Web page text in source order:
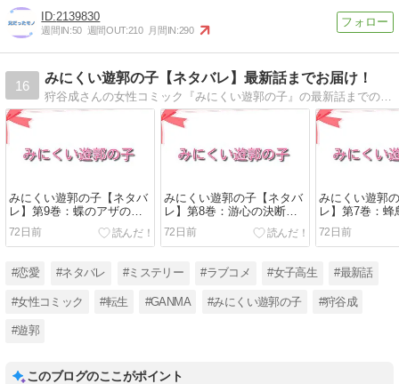
2139830
週間IN:50 週間OUT:210 月間IN:290
16
みにくい遊郭の子【ネタバレ】最新話までお届け！
狩谷成さんの女性コミック『みにくい遊郭の子』の最新話までのネタバレはこちら！幻想的な世界観と切ない恋模様が絡み合う、胸躍る異世界の花魁物語。『みにくい遊郭の子』の無料試し読みやネタバレ（あらすじ）、読んだ感想などをお届けします
みにくい遊郭の子【ネタバ
レ】第9巻：蝶のアザの男
の正体とエソラの出生の秘
密に迫る！
72日前
みにくい遊郭の子【ネタバ
レ】第8巻：游心の決断と
花街を揺るがす謀略の全貌
とは！？
72日前
みにくい遊郭
レ】第7巻：蜂
体と花街を揺
全貌まとめ
72日前
#恋愛 #ネタバレ #ミステリー #ラブコメ #女子高生 #最新話
#女性コミック #転生 #GANMA #みにくい遊郭の子 #狩谷成
#遊郭
このブログのここがポイント